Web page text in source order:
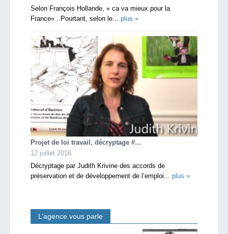
Selon François Hollande, « ca va mieux pour la
France« . Pourtant, selon le... plus »
Projet de loi travail, décryptage #...
12 juillet 2016
Décryptage par Judith Krivine des accords de
préservation et de développement de l’emploi... plus »
L’agence vous parle